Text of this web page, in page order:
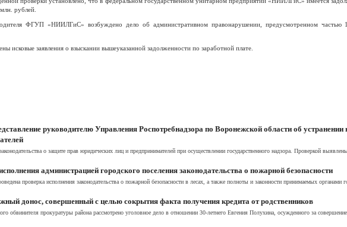
рублей.
ФГУП «НИИЛГиС» возбуждено дело об административном правонарушении, предусмотренном
исковые заявления о взыскании вышеуказанной задолженности по заработной плате.
руководителю Управления Роспотребнадзора по Воронежской области об
о защите прав юридических лиц и предпринимателей при осуществлении государственного надзора. Проверкой выявлены
администрацией городского поселения законодательства о пожарной безопасности
проверка исполнения законодательства о пожарной безопасности в лесах, а также полноты и законности принимаемых органами
донос, совершенный с целью сокрытия факта получения кредита от родственников
обвинителя прокуратуры района рассмотрено уголовное дело в отношении 30-летнего Евгения Полухина, осужденного за совершение